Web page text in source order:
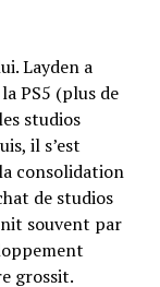
Layden a
PS5 (plus de
studios
il s’est
consolidation
de studios
souvent par
grossit.